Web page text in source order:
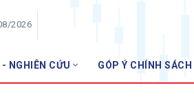
2026
NGHIÊN CỨU GÓP Ý CHÍNH SÁCH